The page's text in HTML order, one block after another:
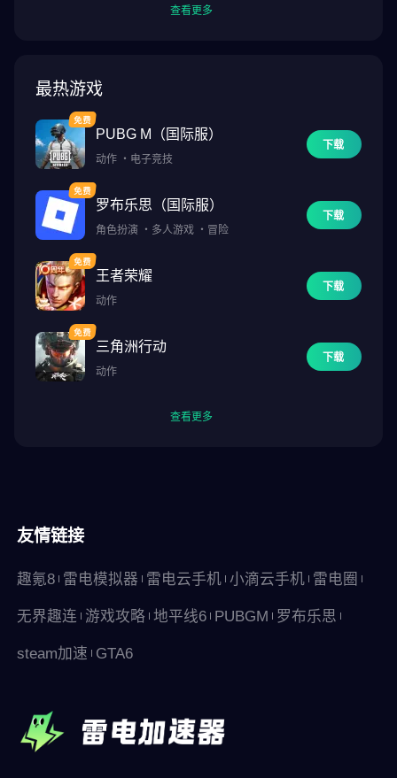
查看更多
最热游戏
PUBG M（国际服）
动作 ・ 电子竞技
下载
罗布乐思（国际服）
角色扮演 ・ 多人游戏 ・ 冒险
下载
王者荣耀
动作
下载
三角洲行动
动作
下载
查看更多
友情链接
趣氪8 雷电模拟器 雷电云手机 小滴云手机 雷电圈
无界趣连 游戏攻略 地平线6 PUBGM 罗布乐思
steam加速 GTA6